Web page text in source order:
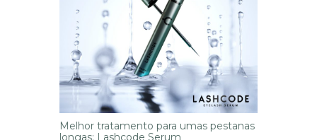
Melhor tratamento para umas pestanas
longas: Lashcode Serum